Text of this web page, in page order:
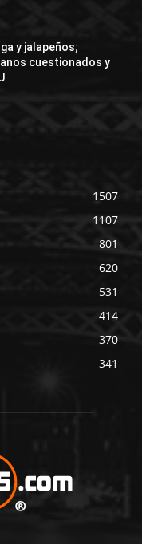
y jalapeños;
cuestionados y
1507
1107
801
620
531
414
370
341